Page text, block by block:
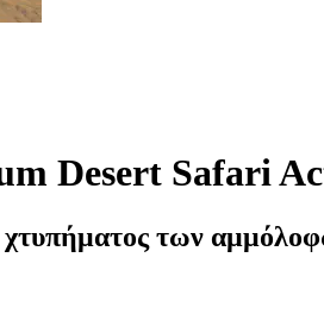
Desert Safari
χτυπήματος των